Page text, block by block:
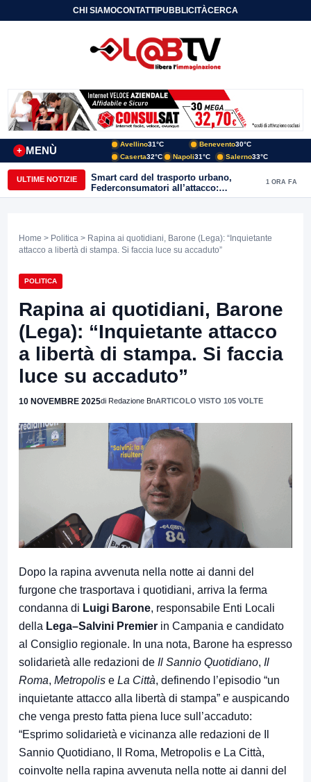
CHI SIAMOCONTATTIPUBBLICITÀCERCA
MENÙ
+
Avellino31°C Benevento30°C
Caserta32°C Napoli31°C Salerno33°C
ULTIME NOTIZIE
Smart card del trasporto urbano,
Federconsumatori all’attacco:
«Benevento ha bisogno di uno
1 ORA FA
Home > Politica > Rapina ai quotidiani, Barone (Lega): “Inquietante
attacco a libertà di stampa. Si faccia luce su accaduto”
POLITICA
Rapina ai quotidiani, Barone
(Lega): “Inquietante attacco
a libertà di stampa. Si faccia
luce su accaduto”
10 NOVEMBRE 2025di Redazione BnARTICOLO VISTO 105 VOLTE
Dopo la rapina avvenuta nella notte ai danni del
furgone che trasportava i quotidiani, arriva la ferma
condanna di Luigi Barone, responsabile Enti Locali
della Lega–Salvini Premier in Campania e candidato
al Consiglio regionale. In una nota, Barone ha espresso
solidarietà alle redazioni de Il Sannio Quotidiano, Il
Roma, Metropolis e La Città, definendo l’episodio “un
inquietante attacco alla libertà di stampa” e auspicando
che venga presto fatta piena luce sull’accaduto:
“Esprimo solidarietà e vicinanza alle redazioni de Il
Sannio Quotidiano, Il Roma, Metropolis e La Città,
coinvolte nella rapina avvenuta nella notte ai danni del